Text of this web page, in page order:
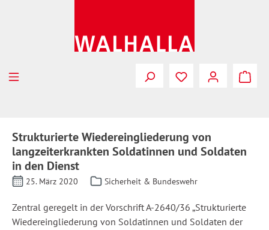
Strukturierte Wiedereingliederung von
langzeiterkrankten Soldatinnen und Soldaten
in den Dienst
25. März 2020 Sicherheit & Bundeswehr
Zentral geregelt in der Vorschrift A-2640/36 „Strukturierte
Wiedereingliederung von Soldatinnen und Soldaten der